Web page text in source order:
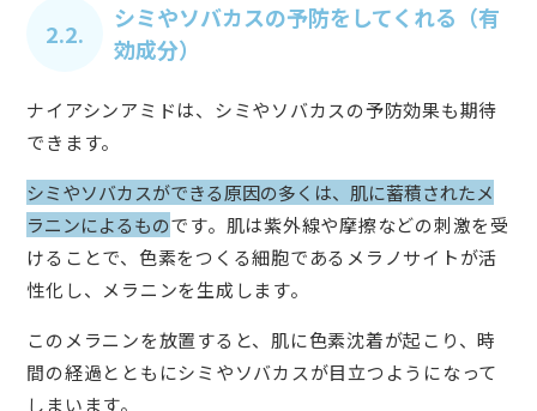
2.2.
シミやソバカスの予防をしてくれる（有
効成分）
ナイアシンアミドは、シミやソバカスの予防効果も期待
できます。
シミやソバカスができる原因の多くは、肌に蓄積されたメ
ラニンによるものです。肌は紫外線や摩擦などの刺激を受
けることで、色素をつくる細胞であるメラノサイトが活
性化し、メラニンを生成します。
このメラニンを放置すると、肌に色素沈着が起こり、時
間の経過とともにシミやソバカスが目立つようになって
しまいます。